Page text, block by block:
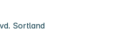
Sortland